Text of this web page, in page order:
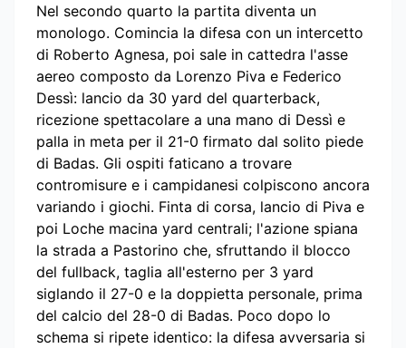
Nel secondo quarto la partita diventa un
monologo. Comincia la difesa con un intercetto
di Roberto Agnesa, poi sale in cattedra l'asse
aereo composto da Lorenzo Piva e Federico
Dessì: lancio da 30 yard del quarterback,
ricezione spettacolare a una mano di Dessì e
palla in meta per il 21-0 firmato dal solito piede
di Badas. Gli ospiti faticano a trovare
contromisure e i campidanesi colpiscono ancora
variando i giochi. Finta di corsa, lancio di Piva e
poi Loche macina yard centrali; l'azione spiana
la strada a Pastorino che, sfruttando il blocco
del fullback, taglia all'esterno per 3 yard
siglando il 27-0 e la doppietta personale, prima
del calcio del 28-0 di Badas. Poco dopo lo
schema si ripete identico: la difesa avversaria si